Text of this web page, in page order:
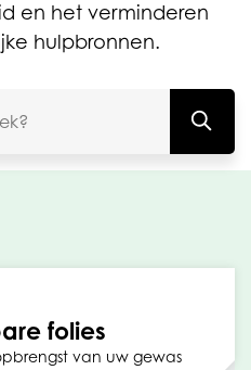
en het verminderen
hulpbronnen.
folies
van uw gewas